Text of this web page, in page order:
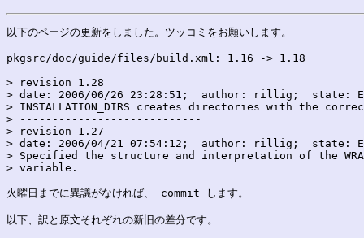
以下のページの更新をしました。ツッコミをお願いします。
pkgsrc/doc/guide/files/build.xml: 1.16 -> 1.18
> revision 1.28
> date: 2006/06/26 23:28:51;  author: rillig;  state:
> INSTALLATION_DIRS creates directories with the
> ----------------------------
> revision 1.27
> date: 2006/04/21 07:54:12;  author: rillig;  state:
> Specified the structure and interpretation of the
> variable.
火曜日までに異議がなければ、 commit します。
以下、訳と原文それぞれの新旧の差分です。